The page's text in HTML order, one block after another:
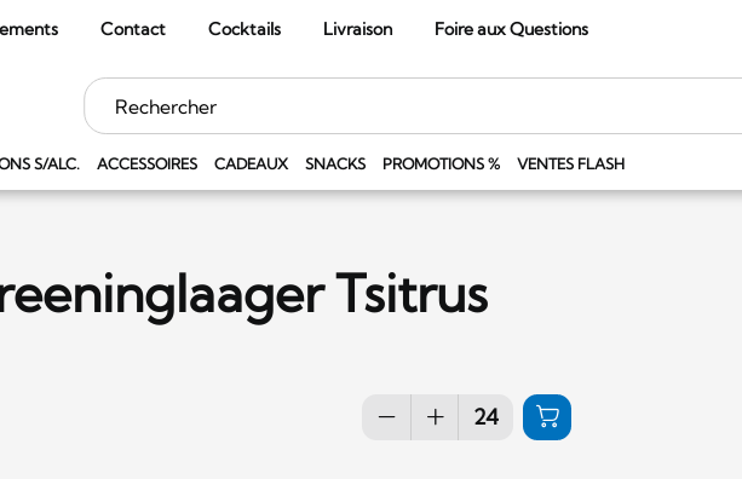
Contact Cocktails Livraison Foire aux Questions
S/ALC. ACCESSOIRES CADEAUX SNACKS PROMOTIONS % VENTES FLASH
Mots
clés
Tsitrus